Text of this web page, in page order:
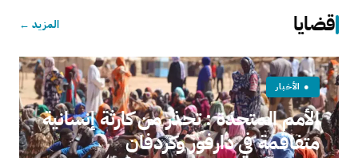
قضايا المزيد ←
● الأخبار
الأمم المتحدة : تحذر من كارثة إنسانية
متفاقمة في دارفور وكردفان